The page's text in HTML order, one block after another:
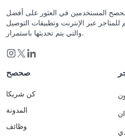
المستخدمين في العثور على أفضل
للمتاجر عبر الإنترنت وتطبيقات التوصيل
والتي يتم تحديثها باستمرار.
صحصح
كن شريكا
المدونة
وظائف